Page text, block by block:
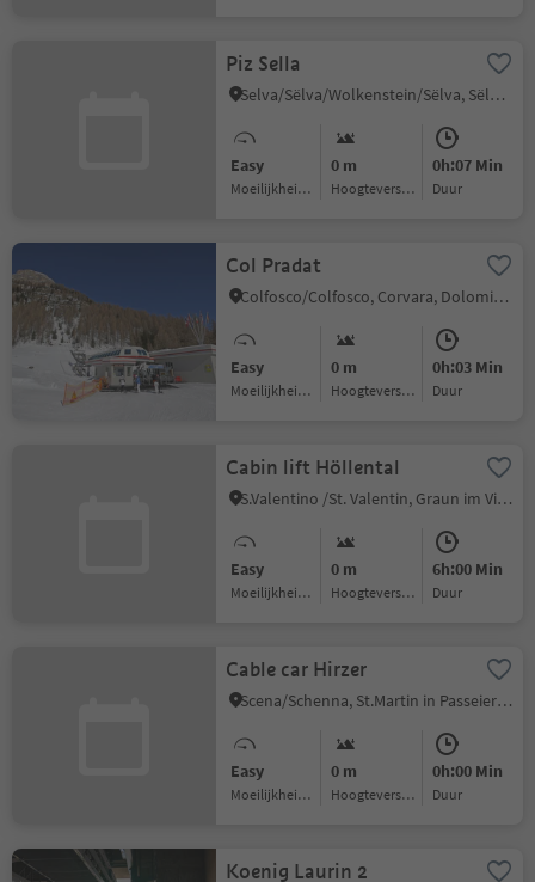
Piz Sella
Selva/Sëlva/Wolkenstein/Sëlva, Sëlva/Selva di Val Gardena, Dolomites Region Val Gardena
Easy
Moeilijkheidsgraad
0 m
Hoogteverschil
0h:07 Min
Duur
Col Pradat
Colfosco/Colfosco, Corvara, Dolomites Region Alta Badia
Easy
Moeilijkheidsgraad
0 m
Hoogteverschil
0h:03 Min
Duur
Cabin lift Höllental
S.Valentino /St. Valentin, Graun im Vinschgau/Curon Venosta, Vinschgau/Val Venosta
Easy
Moeilijkheidsgraad
0 m
Hoogteverschil
6h:00 Min
Duur
Cable car Hirzer
Scena/Schenna, St.Martin in Passeier/San Martino in Passiria, Meran/Merano and environs
Easy
Moeilijkheidsgraad
0 m
Hoogteverschil
0h:00 Min
Duur
Koenig Laurin 2